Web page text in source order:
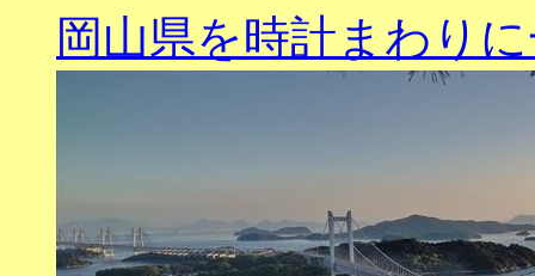
岡山県を時計まわり